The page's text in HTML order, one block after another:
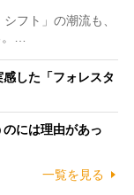
フト」の潮流も、
…
した「フォレスタ
には理由があっ
一覧を見る